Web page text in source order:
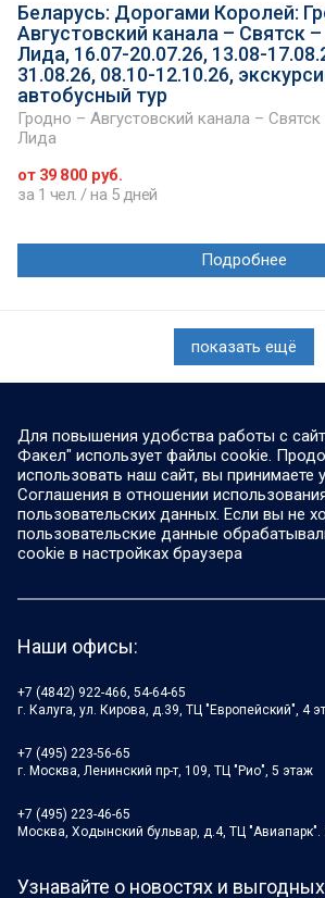
Беларусь: Дорогами Королей:
Августовский канала – Святск
Лида, 16.07-20.07.26, 13.08-
31.08.26, 08.10-12.10.26,
автобусный тур
Гродно – Августовский канала –
Лида
от 39 800 руб.
за 1 чел. / на 5 дней
Подробнее
показать ещё
Для повышения удобства работы с
Факел" использует файлы cookie.
использовать наш сайт, вы принимаете
Соглашения в отношении
пользовательских данных. Если вы не
пользовательские данные
cookie в настройках браузера
Наши офисы:
+7 (4842) 922-466, 54-64-65
г. Калуга, ул. Кирова, д.39, ТЦ "Европейский", 4
+7 (495) 223-56-65
г. Москва, Ленинский пр-т, 109, ТЦ "Рио", 5 этаж
+7 (495) 223-46-65
Москва, Ходынский бульвар, д.4, ТЦ "Авиапарк".
Узнавайте о новостях и